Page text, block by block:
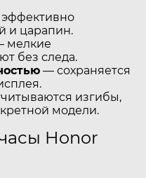
и царапин.
мелкие
без следа.
— сохраняется
изгибы,
модели.
Honor